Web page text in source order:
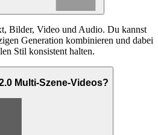
Bilder, Video und Audio. Du kannst
Generation kombinieren und dabei
Stil konsistent halten.
Multi-Szene-Videos?